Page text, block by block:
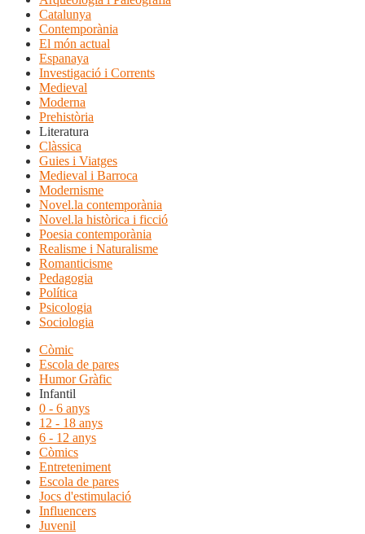
Catalunya
Contemporània
El món actual
Espanaya
Investigació i Corrents
Medieval
Moderna
Prehistòria
Literatura
Clàssica
Guies i Viatges
Medieval i Barroca
Modernisme
Novel.la contemporània
Novel.la històrica i ficció
Poesia contemporània
Realisme i Naturalisme
Romanticisme
Pedagogia
Política
Psicologia
Sociologia
Còmic
Escola de pares
Humor Gràfic
Infantil
0 - 6 anys
12 - 18 anys
6 - 12 anys
Còmics
Entreteniment
Escola de pares
Jocs d'estimulació
Influencers
Juvenil